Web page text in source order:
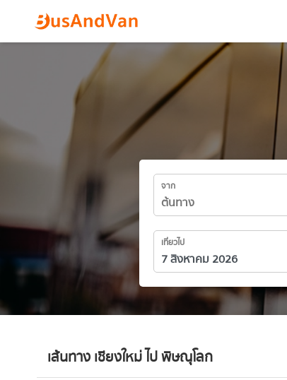
จาก
เที่ยวไป
เส้นทาง เชียงใหม่ ไป พิษณุโลก